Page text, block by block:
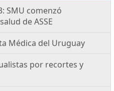
SMU comenzó
de ASSE
Médica del Uruguay
por recortes y